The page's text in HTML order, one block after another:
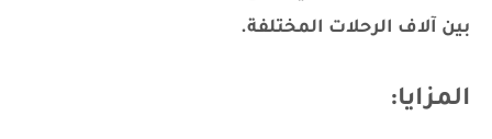
بين آلاف الرحلات المختلفة.
المزايا: